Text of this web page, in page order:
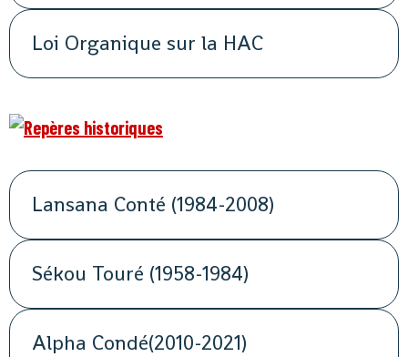
Loi Organique sur la HAC
Lansana Conté (1984-2008)
Sékou Touré (1958-1984)
Alpha Condé(2010-2021)